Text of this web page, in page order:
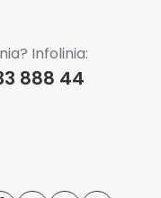
Infolinia:
888 44